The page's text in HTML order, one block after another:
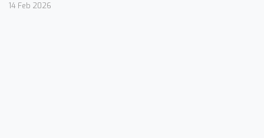
14 Feb 2026